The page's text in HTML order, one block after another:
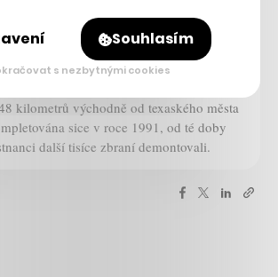
podle jeho vedení požár v jeho
pod kontrolou, a proto se teď pozornost
Práce na místě jsou přerušeny do
kilometrů východně od texaského města
sice v roce 1991, od té doby
další tisíce zbraní demontovali.
Souhlasím
s nezbytnými cookies